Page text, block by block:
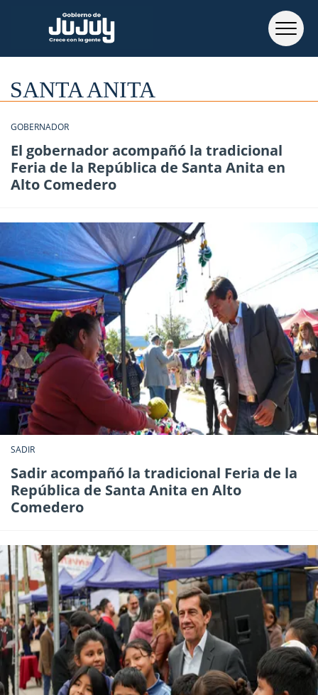
SANTA ANITA
GOBERNADOR
El gobernador acompañó la tradicional
Feria de la República de Santa Anita en
Alto Comedero
SADIR
Sadir acompañó la tradicional Feria de la
República de Santa Anita en Alto
Comedero